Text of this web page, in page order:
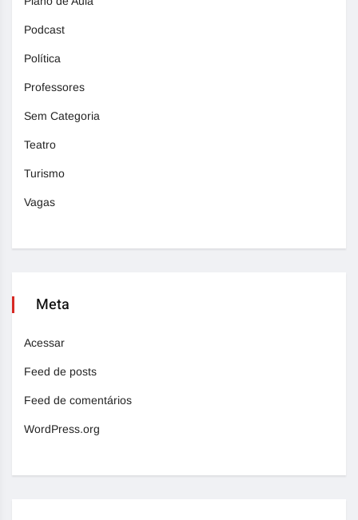
Podcast
Política
Professores
Sem Categoria
Teatro
Turismo
Vagas
Meta
Acessar
Feed de posts
Feed de comentários
WordPress.org